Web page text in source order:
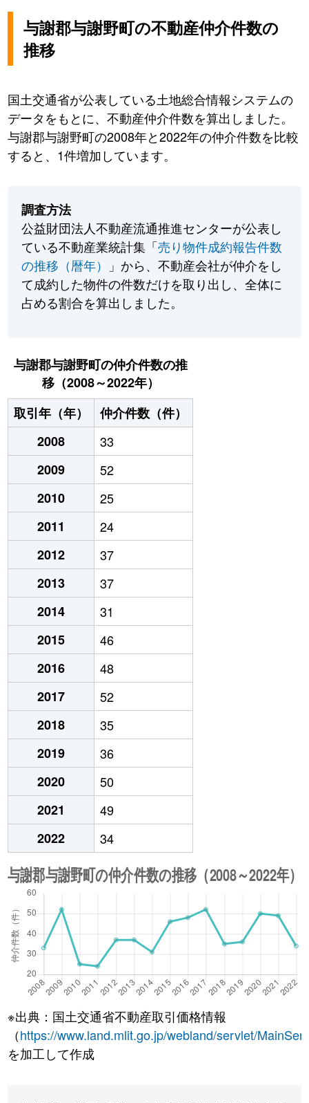
与謝郡与謝野町の不動産仲介件数の
推移
国土交通省が公表している土地総合情報システムの
データをもとに、不動産仲介件数を算出しました。
与謝郡与謝野町の2008年と2022年の仲介件数を比較
すると、1件増加しています。
調査方法
公益財団法人不動産流通推進センターが公表し
ている不動産業統計集「売り物件成約報告件数
の推移（暦年）
」から、不動産会社が仲介をし
て成約した物件の件数だけを取り出し、全体に
占める割合を算出しました。
与謝郡与謝野町の仲介件数の推
移（2008～2022年）
取引年（年）
仲介件数（件）
2008
33
2009
52
2010
25
2011
24
2012
37
2013
37
2014
31
2015
46
2016
48
2017
52
2018
35
2019
36
2020
50
2021
49
2022
34
※出典：国土交通省不動産取引価格情報
（https://www.land.mlit.go.jp/webland/servlet/
を加工して作成